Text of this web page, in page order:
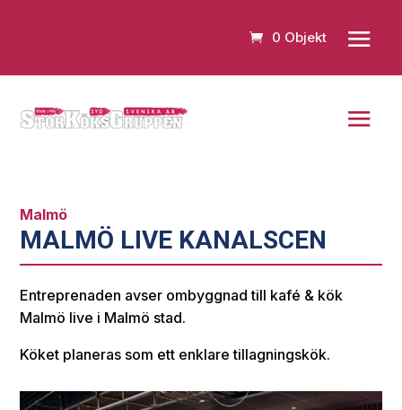
0 Objekt
Malmö
MALMÖ LIVE KANALSCEN
Entreprenaden avser ombyggnad till kafé & kök
Malmö live i Malmö stad.
Köket planeras som ett enklare tillagningskök.